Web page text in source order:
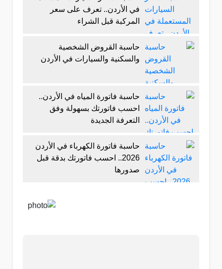
في الأردن.. تعرف على سعر
المركبة قبل الشراء
حاسبة القروض الشخصية
والسكنية والسيارات في الأردن
حاسبة فاتورة المياه في الأردن..
احسب فاتورتك بسهولة وفق
التعرفة الجديدة
حاسبة فاتورة الكهرباء في الأردن
2026.. احسب فاتورتك بدقة قبل
صدورها